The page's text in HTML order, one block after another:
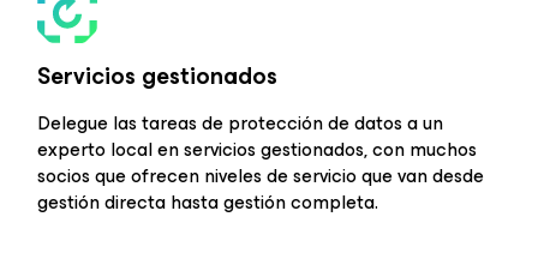
Servicios gestionados
Delegue las tareas de protección de datos a un
experto local en servicios gestionados, con muchos
socios que ofrecen niveles de servicio que van desde
gestión directa hasta gestión completa.